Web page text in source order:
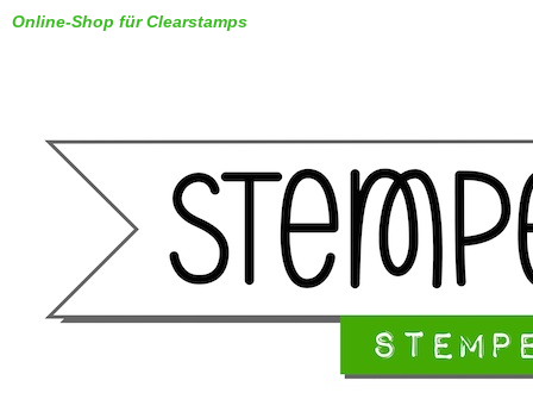
Online-Shop für Clearstamps